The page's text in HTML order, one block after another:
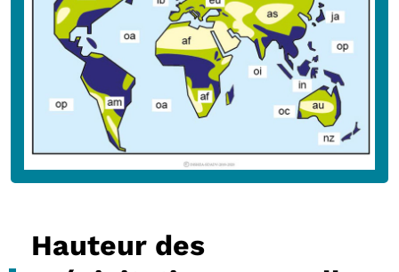
Hauteur des